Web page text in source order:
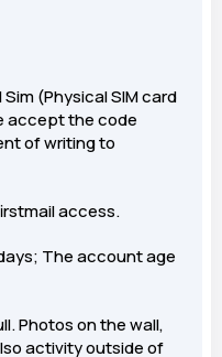
(Physical SIM card
accept the code
of writing to
access.
The account age
Photos on the wall,
activity outside of